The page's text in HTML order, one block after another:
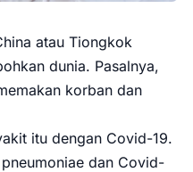
atau Tiongkok
dunia. Pasalnya,
korban dan
itu dengan Covid-19.
dan Covid-